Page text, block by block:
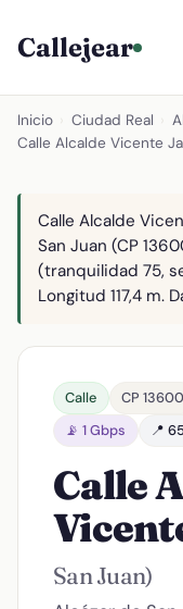
Callejear
Inicio Ciudad Real
Calle Alcalde Vicente
Calle Alcalde
San Juan (CP
(tranquilidad 75,
Longitud 117,4 m.
Calle CP 13600
📡 1 Gbps
📍
Calle
San Juan)